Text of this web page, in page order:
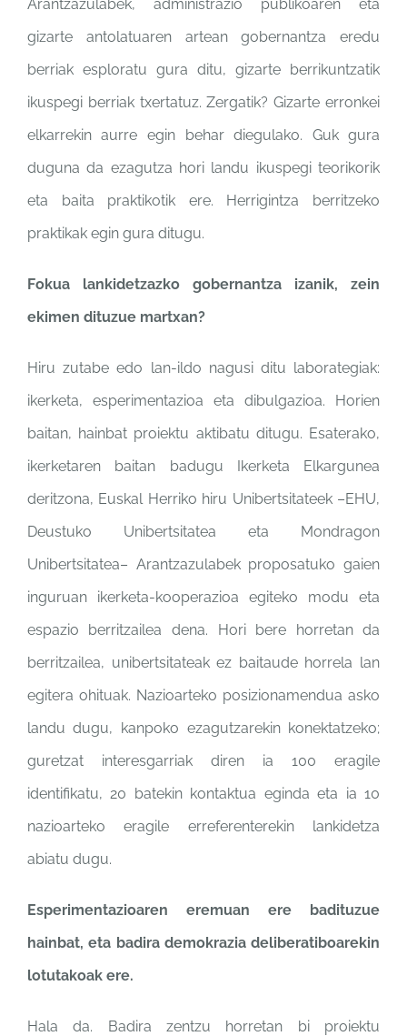
Arantzazulabek, administrazio publikoareneta
gizarte antolatuaren artean gobernantza eredu
berriak esploratu gura ditu,gizarte berrikuntzatik
ikuspegi berriak txertatuz.Zergatik? Gizarte erronkei
elkarrekin aurre egin behardiegulako. Guk gura
dugunada ezagutza hori landu ikuspegi teorikorik
eta baita praktikotik ere. Herrigintza berritzeko
praktikak egin gura ditugu.
Fokua lankidetzazko gobernantza izanik, zein
ekimen dituzue martxan?
Hiru zutabe edo lan-ildo nagusi ditu laborategiak:
ikerketa, esperimentazioa etadibulgazioa. Horien
baitan, hainbat proiektu aktibatu ditugu. Esaterako,
ikerketaren baitan badugu Ikerketa Elkargunea
deritzona, Euskal Herriko hiru Unibertsitateek –EHU,
Deustuko Unibertsitateaeta Mondragon
Unibertsitatea– Arantzazulabek proposatukogaien
inguruan ikerketa-kooperazioa egiteko modu eta
espazio berritzailea dena. Hori bere horretan da
berritzailea, unibertsitateak ez baitaude horrela lan
egitera ohituak. Nazioarteko posizionamenduaasko
landu dugu, kanpoko ezagutzarekin konektatzeko;
guretzat interesgarriak diren ia 100 eragile
identifikatu, 20 batekin kontaktua eginda eta ia 10
nazioarteko eragile erreferenterekin lankidetza
abiatu dugu.
Esperimentazioaren eremuan ere badituzue
hainbat, eta badira demokrazia deliberatiboarekin
lotutakoak ere.
Hala da. Badira zentzu horretan bi proiektu